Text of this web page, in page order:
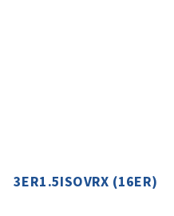
3ER1.5ISOVRX (16ER)